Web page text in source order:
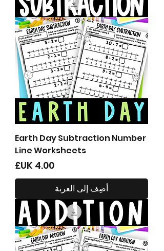
Earth Day Subtraction Number
Line Worksheets
السعر
أضِف إلى العربة